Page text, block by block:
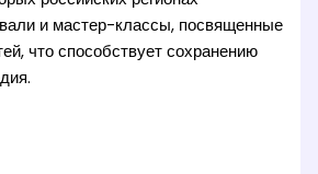
и мастер-классы, посвященные
что способствует сохранению